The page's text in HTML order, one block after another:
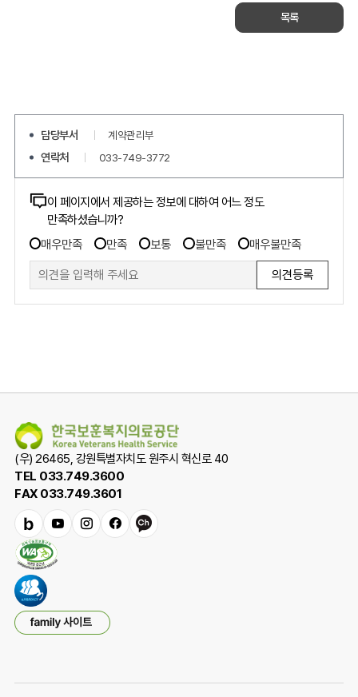
목록
담당부서 계약관리부
연락처 033-749-3772
콘텐츠
만족도
조사
이 페이지에서 제공하는 정보에 대하여 어느 정도
만족하셨습니까?
만족도
조사
폼
매우만족 만족 보통 불만족 매우불만족
(우) 26465, 강원특별자치도 원주시 혁신로 40
TEL 033.749.3600
FAX 033.749.3601
밴
드
유
튜
브
인
페
카
패
밀
이